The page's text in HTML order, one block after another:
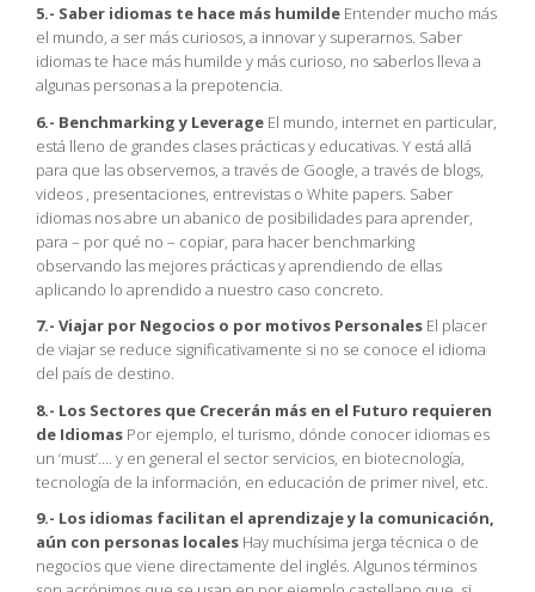
5.- Saber idiomas te hace más humilde Entender mucho más
el mundo, a ser más curiosos, a innovar y superarnos. Saber
idiomas te hace más humilde y más curioso, no saberlos lleva a
algunas personas a la prepotencia.
6.- Benchmarking y Leverage El mundo, internet en particular,
está lleno de grandes clases prácticas y educativas. Y está allá
para que las observemos, a través de Google, a través de blogs,
videos , presentaciones, entrevistas o White papers. Saber
idiomas nos abre un abanico de posibilidades para aprender,
para – por qué no – copiar, para hacer benchmarking
observando las mejores prácticas y aprendiendo de ellas
aplicando lo aprendido a nuestro caso concreto.
7.- Viajar por Negocios o por motivos Personales El placer
de viajar se reduce significativamente si no se conoce el idioma
del país de destino.
8.- Los Sectores que Crecerán más en el Futuro requieren
de Idiomas Por ejemplo, el turismo, dónde conocer idiomas es
un ‘must’…. y en general el sector servicios, en biotecnología,
tecnología de la información, en educación de primer nivel, etc.
9.- Los idiomas facilitan el aprendizaje y la comunicación,
aún con personas locales Hay muchísima jerga técnica o de
negocios que viene directamente del inglés. Algunos términos